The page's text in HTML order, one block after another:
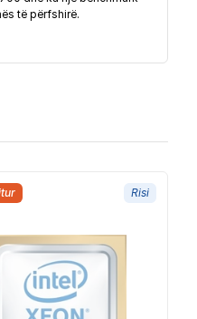
të përfshirë.
Risi